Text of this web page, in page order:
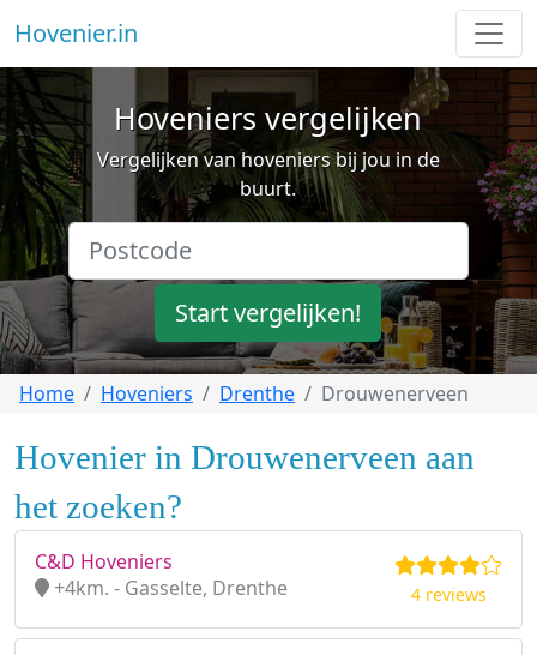
Hovenier.in
Hoveniers vergelijken
Vergelijken van hoveniers bij jou in de
buurt.
Start vergelijken!
Home Hoveniers Drenthe Drouwenerveen
Hovenier in Drouwenerveen aan
het zoeken?
C&D Hoveniers
+4km. - Gasselte, Drenthe
4 reviews